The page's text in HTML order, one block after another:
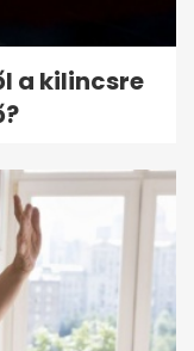
a kilincsre